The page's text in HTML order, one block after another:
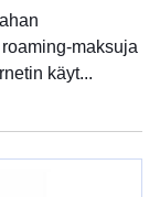
maksuja
käyt...